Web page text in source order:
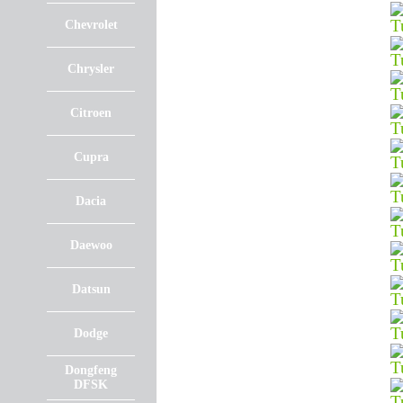
Chevrolet
Chrysler
Citroen
Cupra
Dacia
Daewoo
Datsun
Dodge
Dongfeng
DFSK